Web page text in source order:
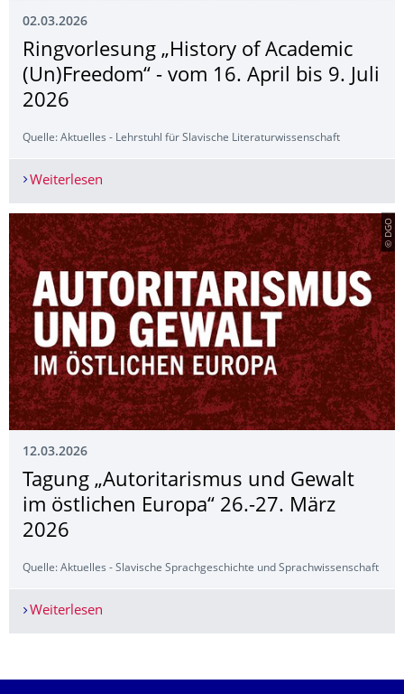
02.03.2026
Ringvorlesung „History of Academic
(Un)Freedom“ - vom 16. April bis 9. Juli
2026
Quelle: Aktuelles - Lehrstuhl für Slavische Literaturwissenschaft
Weiterlesen
© DGO
12.03.2026
Tagung „Autoritarismus und Gewalt
im östlichen Europa“ 26.-27. März
2026
Quelle: Aktuelles - Slavische Sprachgeschichte und Sprachwissenschaft
Weiterlesen